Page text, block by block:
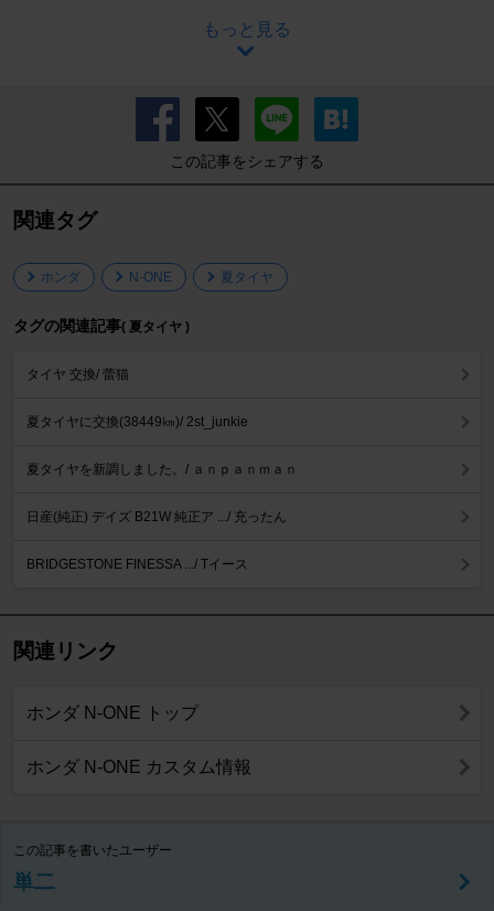
もっと見る
この記事をシェアする
関連タグ
ホンダ N-ONE 夏タイヤ
タグの関連記事( 夏タイヤ )
タイヤ 交換/ 蕾猫
夏タイヤに交換(38449㎞)/ 2st_junkie
夏タイヤを新調しました。/ ａｎｐａｎｍａｎ
日産(純正) デイズ B21W 純正ア .../ 充ったん
BRIDGESTONE FINESSA .../ Tイース
関連リンク
ホンダ N-ONE トップ
ホンダ N-ONE カスタム情報
この記事を書いたユーザー
単二